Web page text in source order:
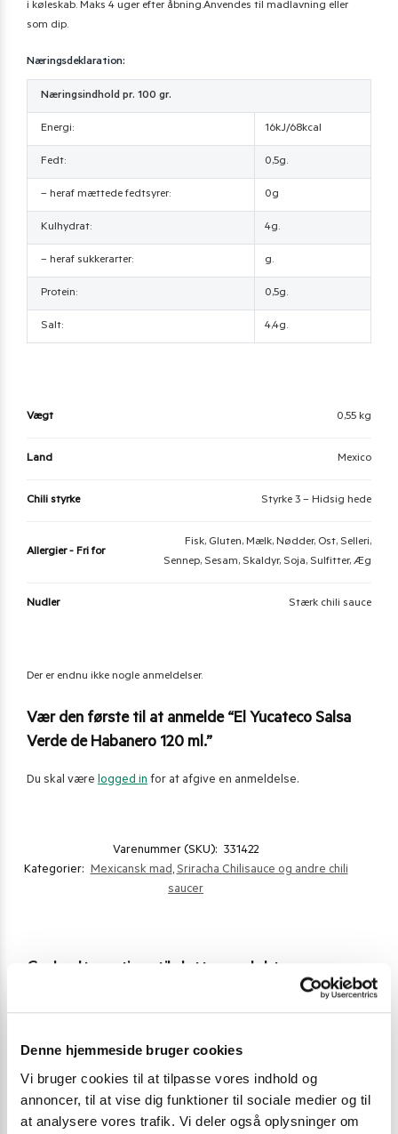
Denne hjemmeside bruger cookies
Vi bruger cookies til at tilpasse vores indhold og
annoncer, til at vise dig funktioner til sociale medier og til
at analysere vores trafik. Vi deler også oplysninger om
i køleskab. Maks 4 uger efter åbning.Anvendes til madlavning eller
som dip.
Næringsdeklaration:
Næringsindhold pr. 100 gr.
Energi: 16kJ/68kcal
Fedt: 0,5g.
– heraf mættede fedtsyrer: 0g
Kulhydrat: 4g.
– heraf sukkerarter: g.
Protein: 0,5g.
Salt: 4,4g.
Vægt 0,55 kg
Land Mexico
Chili styrke Styrke 3 – Hidsig hede
Allergier - Fri for
Fisk, Gluten, Mælk, Nødder, Ost, Selleri,
Sennep, Sesam, Skaldyr, Soja, Sulfitter, Æg
Nudler Stærk chili sauce
Der er endnu ikke nogle anmeldelser.
Vær den første til at anmelde “El Yucateco Salsa
Verde de Habanero 120 ml.”
Du skal være logged in for at afgive en anmeldelse.
Varenummer (SKU): 331422
Kategorier: Mexicansk mad,Sriracha Chilisauce og andre chili
saucer
Gode alternativer til dette produkt